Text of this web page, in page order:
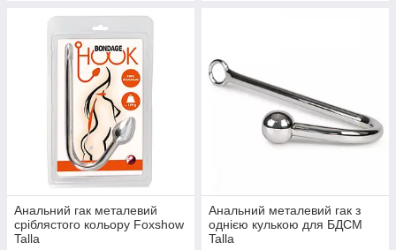
Анальний гак металевий
сріблястого кольору Foxshow
Talla
Анальний металевий гак з
однією кулькою для БДСМ
Talla